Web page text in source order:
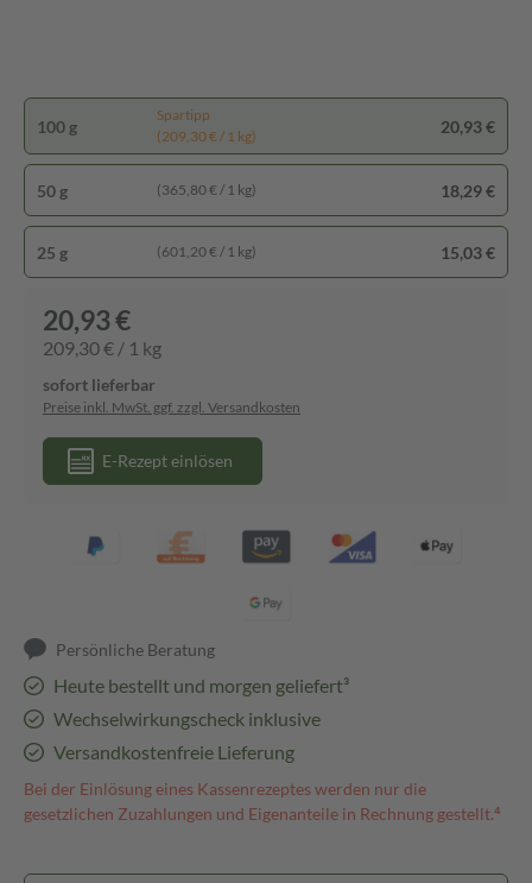
100 g
Spartipp
(209,30 € / 1 kg)
20,93 €
50 g (365,80 € / 1 kg) 18,29 €
25 g (601,20 € / 1 kg) 15,03 €
20,93 €
209,30 € / 1 kg
sofort lieferbar
Preise inkl. MwSt. ggf. zzgl. Versandkosten
E-Rezept einlösen
Persönliche Beratung
Heute bestellt und morgen geliefert³
Wechselwirkungscheck inklusive
Versandkostenfreie Lieferung
Bei der Einlösung eines Kassenrezeptes werden nur die
gesetzlichen Zuzahlungen und Eigenanteile in Rechnung gestellt.⁴